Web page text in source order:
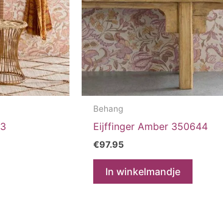
Behang
Eijffinger Amber 350644
€97.95
In winkelmandje